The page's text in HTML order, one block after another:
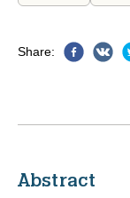
Share:
Abstract